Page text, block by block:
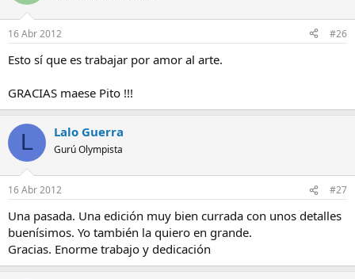
16 Abr 2012 #26
Esto sí que es trabajar por amor al arte.
GRACIAS maese Pito !!!
L Lalo Guerra
Gurú Olympista
16 Abr 2012 #27
Una pasada. Una edición muy bien currada con unos detalles
buenísimos. Yo también la quiero en grande.
Gracias. Enorme trabajo y dedicación